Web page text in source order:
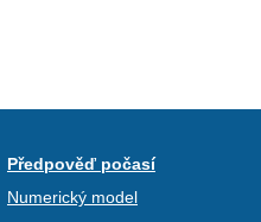
Předpověď počasí
Numerický model